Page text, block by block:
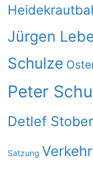
Jürgen
Schulze
Peter
Detlef Stober
Satzung Verkehr